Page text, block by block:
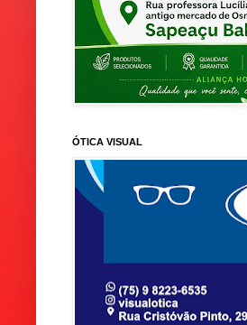
ÓTICA VISUAL